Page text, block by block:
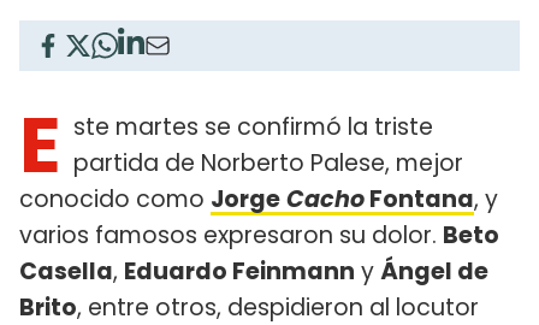
E ste martes se confirmó la triste
partida de Norberto Palese, mejor
conocido como JorgeCachoFontana, y
varios famosos expresaron su dolor. Beto
Casella, Eduardo Feinmann yÁngel de
Brito, entre otros, despidieron al locutor